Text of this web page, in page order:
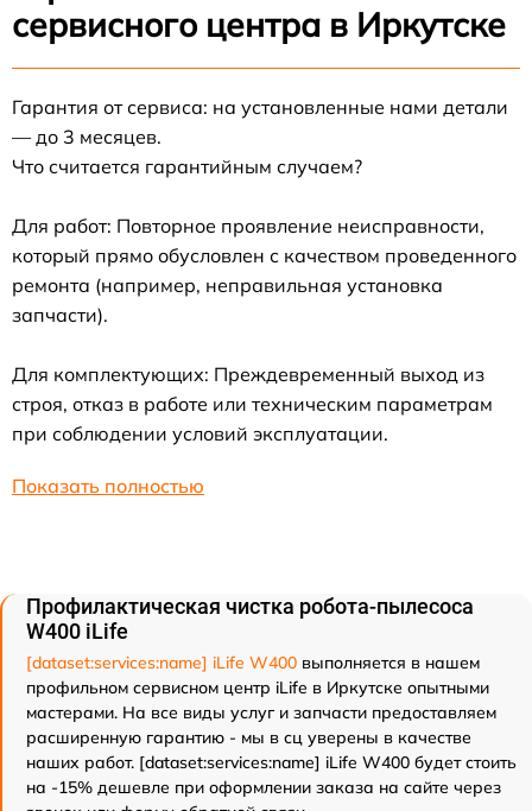
сервисного центра в Иркутске
Гарантия от сервиса: на установленные нами детали
— до 3 месяцев.
Что считается гарантийным случаем?
Для работ: Повторное проявление неисправности,
который прямо обусловлен с качеством проведенного
ремонта (например, неправильная установка
запчасти).
Для комплектующих: Преждевременный выход из
строя, отказ в работе или техническим параметрам
при соблюдении условий эксплуатации.
Показать полностью
Профилактическая чистка робота-пылесоса
W400 iLife
[dataset:services:name] iLife W400 выполняется в нашем
профильном сервисном центр iLife в Иркутске опытными
мастерами. На все виды услуг и запчасти предоставляем
расширенную гарантию - мы в сц уверены в качестве
наших работ. [dataset:services:name] iLife W400 будет стоить
на -15% дешевле при оформлении заказа на сайте через